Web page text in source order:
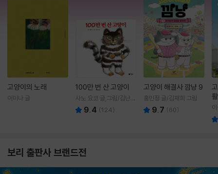
고양이의 노래
이미나 글
100만 번 산 고양이
사노 요코 글,그림/김난주
역 9.4 (124)
고양이 해결사 깜냥 9
홍민정 글/김재희 그림
9.7 (60)
보리 출판사 브랜드전